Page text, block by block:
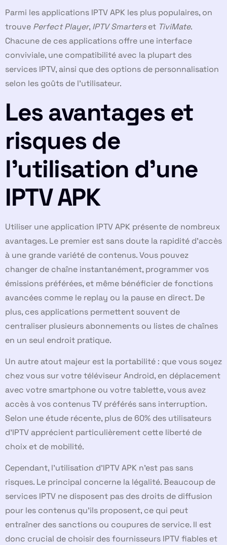
Parmi les applications IPTV APK les plus populaires, on
trouve Perfect Player, IPTV Smarterset TiviMate.
Chacune de ces applications offre une interface
conviviale, une compatibilité avec la plupart des
services IPTV, ainsi que des options de personnalisation
selon les goûts de l’utilisateur.
Les avantages et
risques de
l’utilisation d’une
IPTV APK
Utiliser une application IPTV APK présente de nombreux
avantages. Le premier est sans doute la rapidité d’accès
à une grande variété de contenus. Vous pouvez
changer de chaîne instantanément, programmer vos
émissions préférées, et même bénéficier de fonctions
avancées comme le replay ou la pause en direct. De
plus, ces applications permettent souvent de
centraliser plusieurs abonnements ou listes de chaînes
en un seul endroit pratique.
Un autre atout majeur est la portabilité : que vous soyez
chez vous sur votre téléviseur Android, en déplacement
avec votre smartphone ou votre tablette, vous avez
accès à vos contenus TV préférés sans interruption.
Selon une étude récente, plus de 60% des utilisateurs
d’IPTV apprécient particulièrement cette liberté de
choix et de mobilité.
Cependant, l’utilisation d’IPTV APK n’est pas sans
risques. Le principal concerne la légalité. Beaucoup de
services IPTV ne disposent pas des droits de diffusion
pour les contenus qu’ils proposent, ce qui peut
entraîner des sanctions ou coupures de service. Il est
donc crucial de choisir des fournisseurs IPTV fiables et